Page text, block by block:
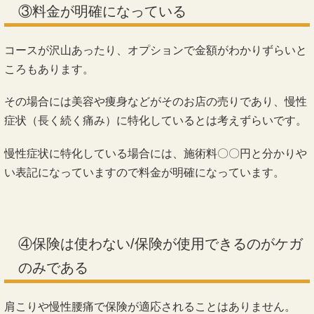
③料金が明確になっている
コースが沢山あったり、オプションで金額がわかりずらいと
ころもあります。
その場合には美容や痩身などがそのお店の売りであり、慢性
症状（長く続く痛み）に特化しているとは考えずらいです。
慢性症状に特化している場合には、施術料〇〇円と分かりや
い表記になっていますので料金が明確になっています。
④保険は使わない/保険が使用できるのがケガ
のみである
肩こりや慢性腰痛で保険が適応されることはありません。